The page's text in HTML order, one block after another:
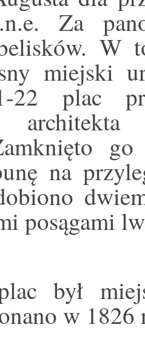
Za
W
miejski
22 plac
architekta
na
posągami
był
w 1826